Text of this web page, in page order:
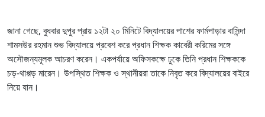
জানা গেছে, বুধবার দুপুর প্রায় ১২টা ২০ মিনিটে বিদ্যালয়ের পাশের ফার্মপাড়ার বাসিন্দা
শামসউর রহমান শুভ বিদ্যালয়ে প্রবেশ করে প্রধান শিক্ষক কাবেরী করিমের সঙ্গে
অসৌজন্যমূলক আচরণ করেন। একপর্যায়ে অফিসকক্ষে ঢুকে তিনি প্রধান শিক্ষককে
চড়-থাপ্পড় মারেন। উপস্থিত শিক্ষক ও স্থানীয়রা তাকে নিবৃত করে বিদ্যালয়ের বাইরে
নিয়ে যান।